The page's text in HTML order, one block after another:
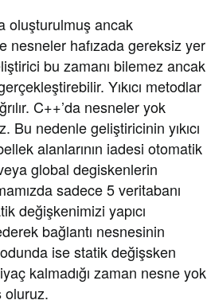
oluşturulmuş ancak
nesneler hafızada gereksiz yer
bu zamanı bilemez ancak
Yıkıcı metodlar
C++’da nesneler yok
nedenle geliştiricinin yıkıcı
alanlarının iadesi otomatik
global degiskenlerin
sadece 5 veritabanı
değişkenimizi yapıcı
bağlantı nesnesinin
ise statik değişsken
kalmadığı zaman nesne yok
oluruz.